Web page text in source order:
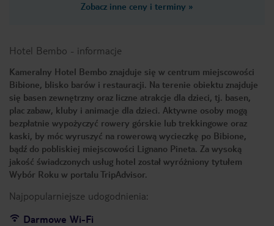
Zobacz inne ceny i terminy »
Hotel Bembo - informacje
Kameralny Hotel Bembo znajduje się w centrum miejscowości
Bibione, blisko barów i restauracji. Na terenie obiektu znajduje
się basen zewnętrzny oraz liczne atrakcje dla dzieci, tj. basen,
plac zabaw, kluby i animacje dla dzieci. Aktywne osoby mogą
bezpłatnie wypożyczyć rowery górskie lub trekkingowe oraz
kaski, by móc wyruszyć na rowerową wycieczkę po Bibione,
bądź do pobliskiej miejscowości Lignano Pineta. Za wysoką
jakość świadczonych usług hotel został wyróżniony tytułem
Wybór Roku w portalu TripAdvisor.
Najpopularniejsze udogodnienia:
Darmowe Wi-Fi